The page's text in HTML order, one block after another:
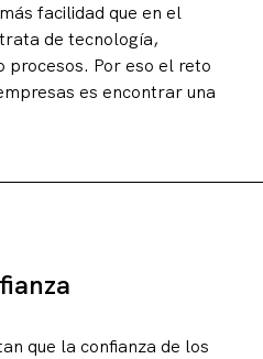
facilidad que en el
de tecnología,
Por eso el reto
es encontrar una
que la confianza de los